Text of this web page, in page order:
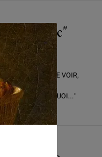
d'artiste"
C’EST-À-DIRE VOIR,
; REGARDER ET
FAIT ET POURQUOI..."